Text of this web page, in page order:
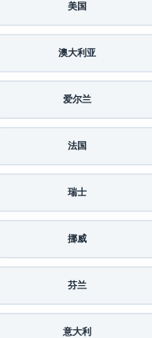
美国
澳大利亚
爱尔兰
法国
瑞士
挪威
芬兰
意大利